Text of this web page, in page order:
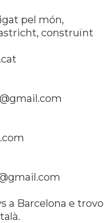
pel món,
construïnt
a Barcelona e